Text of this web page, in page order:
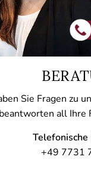
Sie Fragen zu
beantworten all Ihre
+49 7731